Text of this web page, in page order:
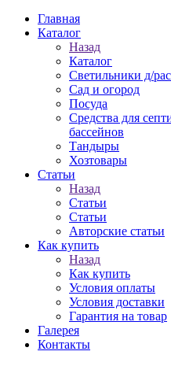
Главная
Каталог
Назад
Каталог
Светильники д/
Сад и огород
Посуда
Средства для
бассейнов
Тандыры
Хозтовары
Статьи
Назад
Статьи
Статьи
Авторские статьи
Как купить
Назад
Как купить
Условия оплаты
Условия доставки
Гарантия на товар
Галерея
Контакты